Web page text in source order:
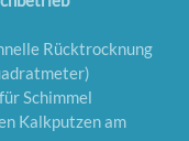
Rücktrocknung
Schimmel
Kalkputzen am